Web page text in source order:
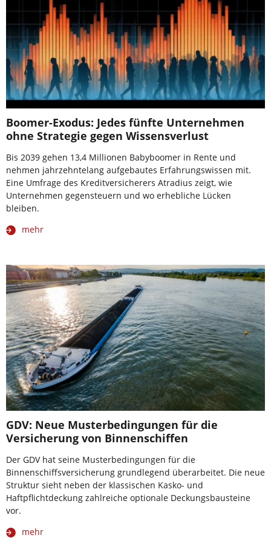
Boomer-Exodus: Jedes fünfte Unternehmen
ohne Strategie gegen Wissensverlust
Bis 2039 gehen 13,4 Millionen Babyboomer in Rente und
nehmen jahrzehntelang aufgebautes Erfahrungswissen mit.
Eine Umfrage des Kreditversicherers Atradius zeigt, wie
Unternehmen gegensteuern und wo erhebliche Lücken
bleiben.
mehr
GDV: Neue Musterbedingungen für die
Versicherung von Binnenschiffen
Der GDV hat seine Musterbedingungen für die
Binnenschiffsversicherung grundlegend überarbeitet. Die neue
Struktur sieht neben der klassischen Kasko- und
Haftpflichtdeckung zahlreiche optionale Deckungsbausteine
vor.
mehr